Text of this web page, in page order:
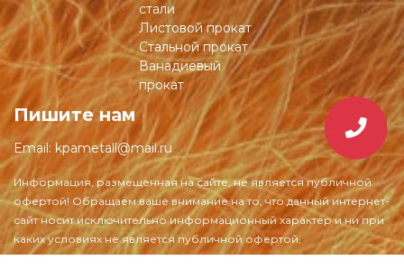
стали
Листовой прокат
Стальной прокат
Ванадиевый
прокат
Пишите нам
Email: kpametall@mail.ru